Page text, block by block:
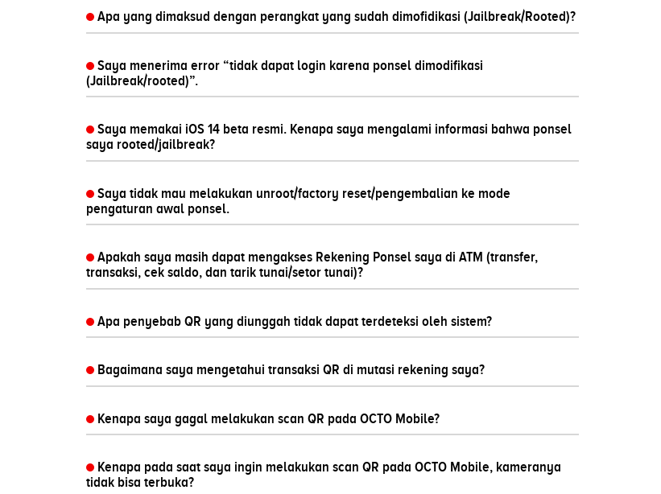
Apa yang dimaksud dengan perangkat yang sudah dimofidikasi (Jailbreak/Rooted)?
Saya menerima error “tidak dapat login karena ponsel dimodifikasi
(Jailbreak/rooted)”.
Saya memakai iOS 14 beta resmi. Kenapa saya mengalami informasi bahwa ponsel
saya rooted/jailbreak?
Saya tidak mau melakukan unroot/factory reset/pengembalian ke mode
pengaturan awal ponsel.
Apakah saya masih dapat mengakses Rekening Ponsel saya di ATM (transfer,
transaksi, cek saldo, dan tarik tunai/setor tunai)?
Apa penyebab QR yang diunggah tidak dapat terdeteksi oleh sistem?
Bagaimana saya mengetahui transaksi QR di mutasi rekening saya?
Kenapa saya gagal melakukan scan QR pada OCTO Mobile?
Kenapa pada saat saya ingin melakukan scan QR pada OCTO Mobile, kameranya
tidak bisa terbuka?